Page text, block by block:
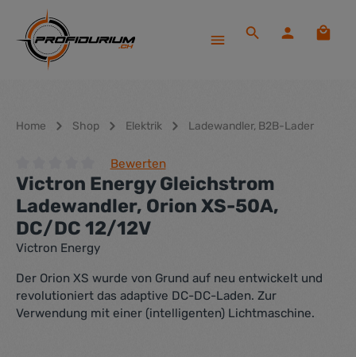
Zum Hauptinhalt springen
Home Shop Elektrik Ladewandler, B2B-Lader
Durchschnittliche Bewertung von 0 von 5 Sternen
Bewerten
Victron Energy Gleichstrom
Ladewandler, Orion XS-50A,
DC/DC 12/12V
Victron Energy
Der Orion XS wurde von Grund auf neu entwickelt und
revolutioniert das adaptive DC-DC-Laden. Zur
Verwendung mit einer (intelligenten) Lichtmaschine.